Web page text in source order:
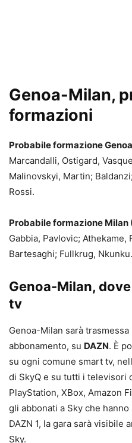
Genoa-Milan,
formazioni
Probabile formazione
Marcandalli, Ostigard,
Malinovskyi, Martin;
Rossi.
Probabile formazione
Gabbia, Pavlovic; Athekame,
Bartesaghi; Fullkrug, Nkunku.
Genoa-Milan,
tv
Genoa-Milan sarà
abbonamento, su DAZN. È
su ogni comune smart tv,
di SkyQ e su tutti i televisori
PlayStation, XBox, Amazon
gli abbonati a Sky che
DAZN 1, la gara sarà visibile
Sky.